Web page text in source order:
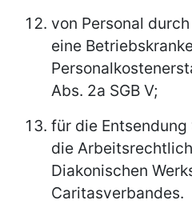
von Personal
eine
Abs. 2a SGB V;
für die
die
Diakonischen
Caritasverbandes.